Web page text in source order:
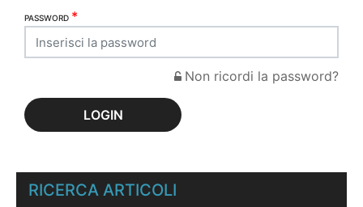
PASSWORD *
Non ricordi la password?
RICERCA ARTICOLI